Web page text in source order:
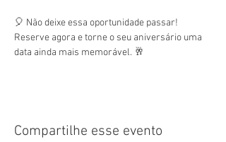
🎈 Não deixe essa oportunidade passar!
Reserve agora e torne o seu aniversário uma
data ainda mais memorável. 🥂
Compartilhe esse evento